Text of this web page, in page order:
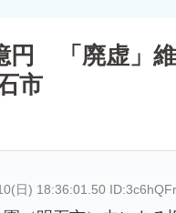
円 「廃虚」
市
日) 18:36:01.50